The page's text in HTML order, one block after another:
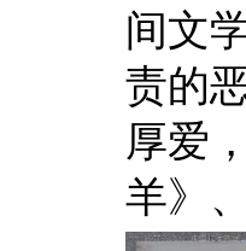
间文
责的
厚爱
羊》